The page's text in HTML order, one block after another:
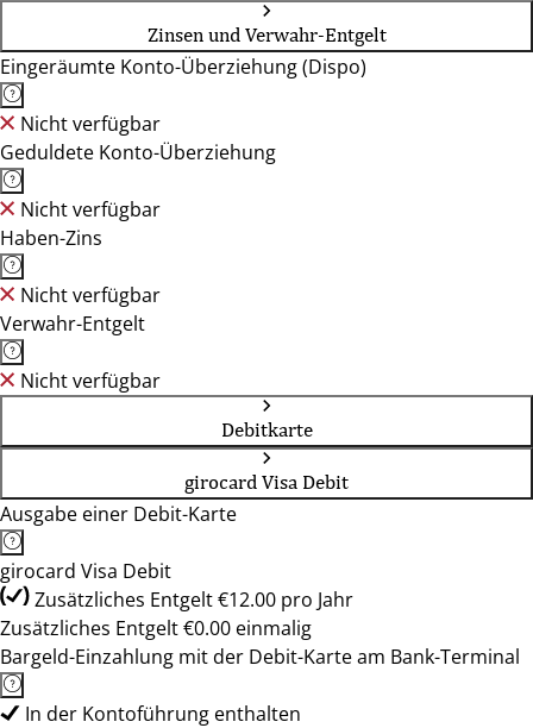
Zinsen und Verwahr-Entgelt
Eingeräumte Konto-Überziehung (Dispo)
Nicht verfügbar
Geduldete Konto-Überziehung
Nicht verfügbar
Haben-Zins
Nicht verfügbar
Verwahr-Entgelt
Nicht verfügbar
Debitkarte
girocard Visa Debit
Ausgabe einer Debit-Karte
girocard Visa Debit
Zusätzliches Entgelt €12.00 pro Jahr
Zusätzliches Entgelt €0.00 einmalig
Bargeld-Einzahlung mit der Debit-Karte am Bank-Terminal
In der Kontoführung enthalten